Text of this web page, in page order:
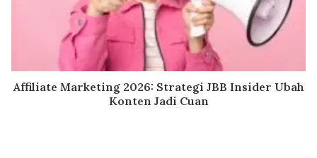
Affiliate Marketing 2026: Strategi JBB Insider Ubah
Konten Jadi Cuan